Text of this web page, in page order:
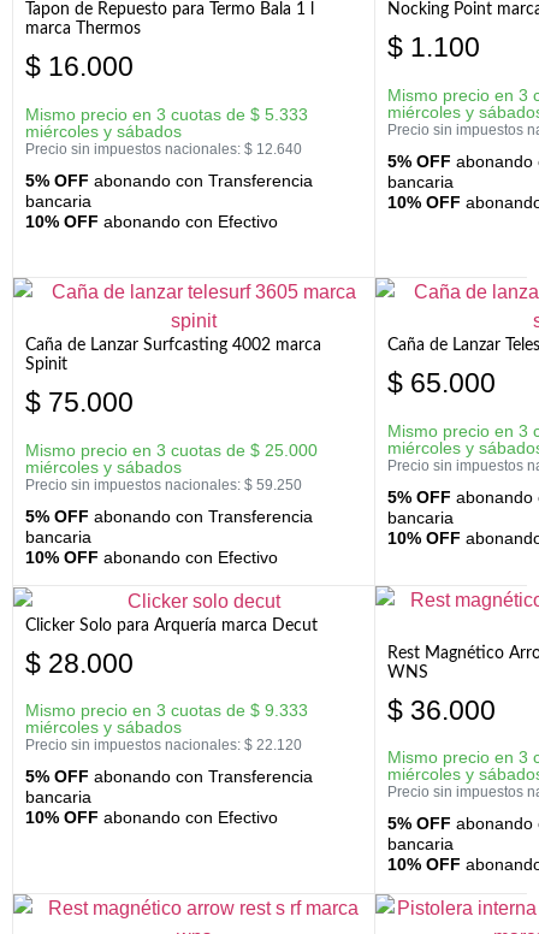
Tapon de Repuesto para Termo Bala 1 l
marca Thermos
$ 16.000
Mismo precio en 3 cuotas de $ 5.333
miércoles y sábados
Precio sin impuestos nacionales: $ 12.640
5% OFF abonando con Transferencia
bancaria
10% OFF abonando con Efectivo
Nocking Point
$ 1.100
Mismo precio en 3
miércoles y
Precio sin impuestos
5% OFF abonando
bancaria
10% OFF
Caña de Lanzar Surfcasting 4002 marca
Spinit
$ 75.000
Mismo precio en 3 cuotas de $ 25.000
miércoles y sábados
Precio sin impuestos nacionales: $ 59.250
5% OFF abonando con Transferencia
bancaria
10% OFF abonando con Efectivo
Caña de Lanzar
$ 65.000
Mismo precio en 3
miércoles y
Precio sin impuestos
5% OFF abonando
bancaria
10% OFF
Clicker Solo para Arquería marca Decut
$ 28.000
Mismo precio en 3 cuotas de $ 9.333
miércoles y sábados
Precio sin impuestos nacionales: $ 22.120
5% OFF abonando con Transferencia
bancaria
10% OFF abonando con Efectivo
Rest Magnético
WNS
$ 36.000
Mismo precio en 3
miércoles y
Precio sin impuestos
5% OFF abonando
bancaria
10% OFF